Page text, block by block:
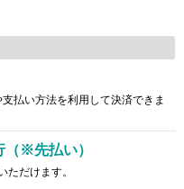
払い方法を利用して決済できま
（※先払い）
ただけます。